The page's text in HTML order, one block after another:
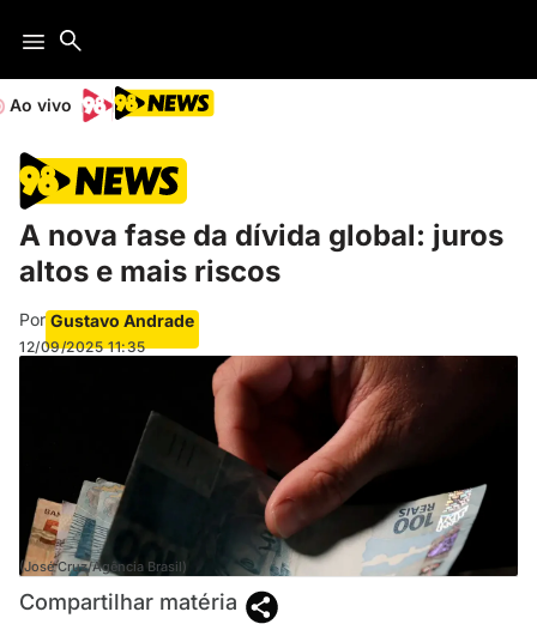
Ao vivo
A nova fase da dívida global: juros
altos e mais riscos
Por Gustavo Andrade
12/09/2025 11:35
(José Cruz/Agência Brasil)
Compartilhar matéria